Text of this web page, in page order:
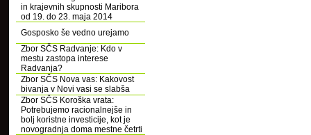
in krajevnih skupnosti Maribora
od 19. do 23. maja 2014
Gosposko še vedno urejamo
Zbor SČS Radvanje: Kdo v
mestu zastopa interese
Radvanja?
Zbor SČS Nova vas: Kakovost
bivanja v Novi vasi se slabša
Zbor SČS Koroška vrata:
Potrebujemo racionalnejše in
bolj koristne investicije, kot je
novogradnja doma mestne četrti